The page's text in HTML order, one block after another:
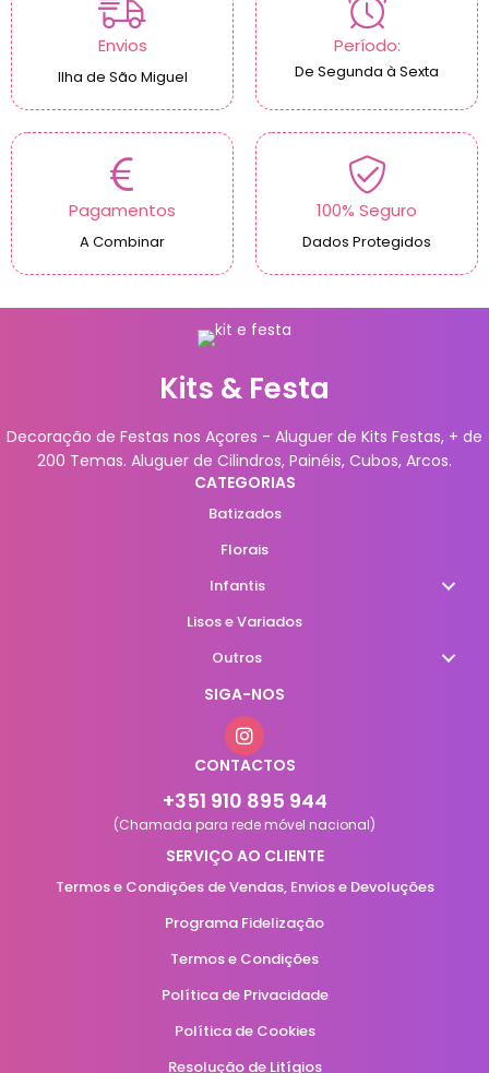
Envios
Ilha de São Miguel
Período:
De Segunda à Sexta
Pagamentos
A Combinar
100% Seguro
Dados Protegidos
Kits & Festa
Decoração de Festas nos Açores - Aluguer de Kits Festas, + de
200 Temas. Aluguer de Cilindros, Painéis, Cubos, Arcos.
CATEGORIAS
Batizados
Florais
Infantis
Lisos e Variados
Outros
SIGA-NOS
CONTACTOS
+351 910 895 944
(Chamada para rede móvel nacional)
SERVIÇO AO CLIENTE
Termos e Condições de Vendas, Envios e Devoluções
Programa Fidelização
Termos e Condições
Política de Privacidade
Política de Cookies
Resolução de Litígios